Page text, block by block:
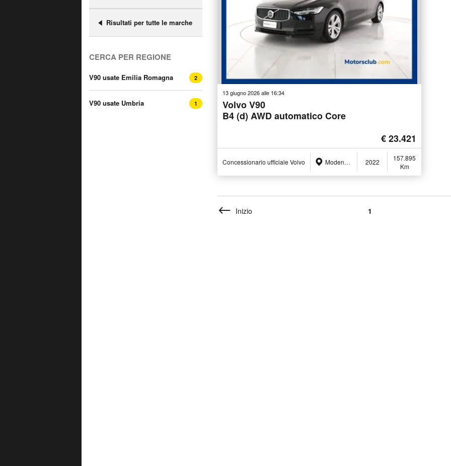
Risultati per tutte le marche
CERCA PER REGIONE
V90 usate Emilia Romagna 2
V90 usate Umbria 1
13 giugno 2026 alle 16:34
Volvo V90
B4 (d) AWD automatico Core
€ 23.421
Concessionario ufficiale Volvo Modena (MO) 2022
157.895
Km
Inizio 1